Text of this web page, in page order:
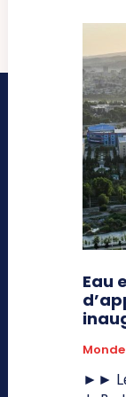
Eau
Monde
►► Le